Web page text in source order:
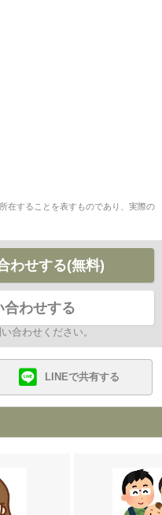
在することを表すものであり、実際の
わせする(無料)
合わせする
合わせください。
LINEで共有する